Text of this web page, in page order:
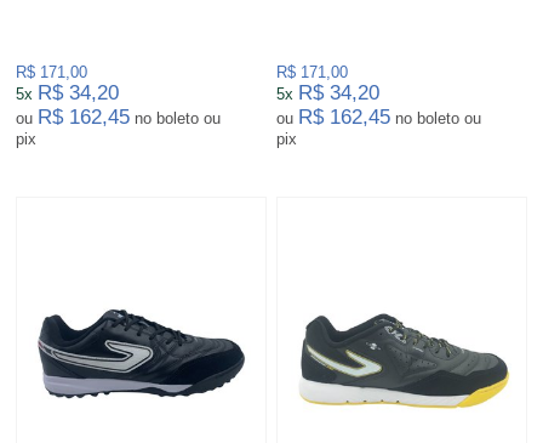
R$ 171,00
5x R$ 34,20
ou R$ 162,45 no boleto ou
pix
R$ 171,00
5x R$ 34,20
ou R$ 162,45 no boleto ou
pix